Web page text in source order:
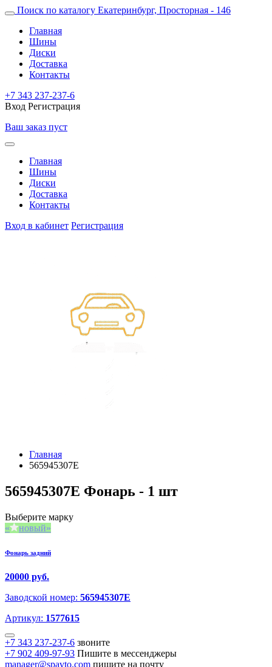
Поиск по каталогу Екатеринбург, Просторная - 146
Главная
Шины
Диски
Доставка
Контакты
+7 343 237-237-6
Вход Регистрация
Ваш заказ пуст
Главная
Шины
Диски
Доставка
Контакты
Вход в кабинет Регистрация
Главная
565945307E
565945307E Фонарь - 1 шт
Выберите марку
новый
Фонарь задний
20000 руб.
Заводской номер: 565945307E
Артикул: 1577615
+7 343 237-237-6 звоните
+7 902 409-97-93 Пишите в мессенджеры
manager@spavto.com пишите на почту